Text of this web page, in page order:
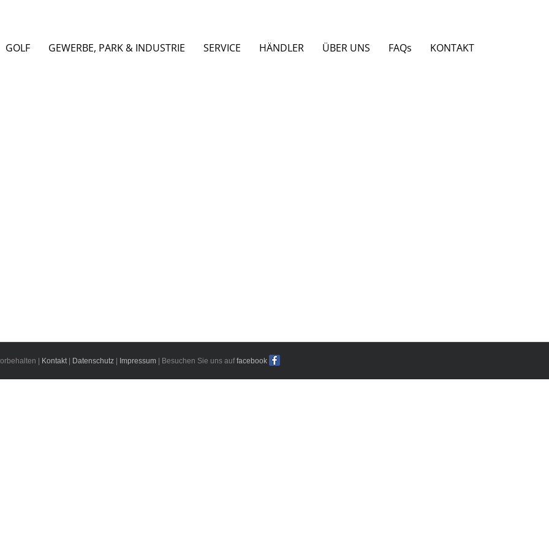
GOLF GEWERBE, PARK & INDUSTRIE SERVICE HÄNDLER ÜBER UNS FAQs KONTAKT
| Kontakt| Datenschutz Impressum | Besuchen Sie uns auffacebook